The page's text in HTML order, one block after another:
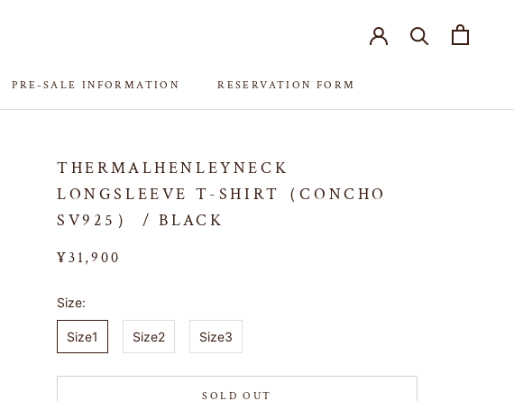
PRE-SALE INFORMATION
RESERVATION FORM
THERMALHENLEYNECK
LONGSLEEVE T-SHIRT（CONCHO
SV925） / BLACK
¥31,900
Size:
Size1 Size2 Size3
SOLD OUT